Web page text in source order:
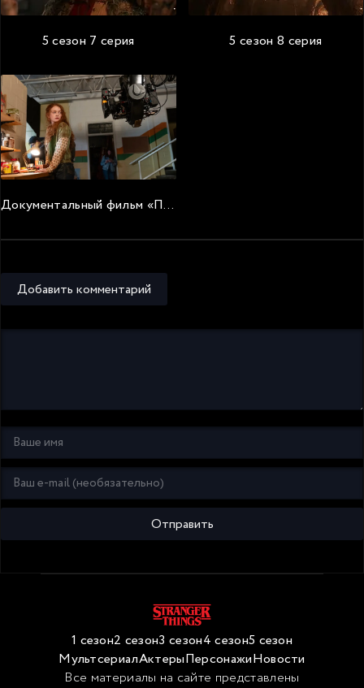
5 сезон 7 серия 5 сезон 8 серия
Документальный фильм «Последнее приключение: Создание Очень странных дел 5»
Добавить комментарий
Отправить
1 сезон2 сезон3 сезон4 сезон5 сезон
МультсериалАктерыПерсонажиНовости
Все материалы на сайте представлены